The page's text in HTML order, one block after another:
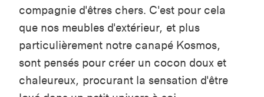
compagnie d'êtres chers. C'est pour cela
que nos meubles d'extérieur, et plus
particulièrement notre canapé Kosmos,
sont pensés pour créer un cocon doux et
chaleureux, procurant la sensation d'être